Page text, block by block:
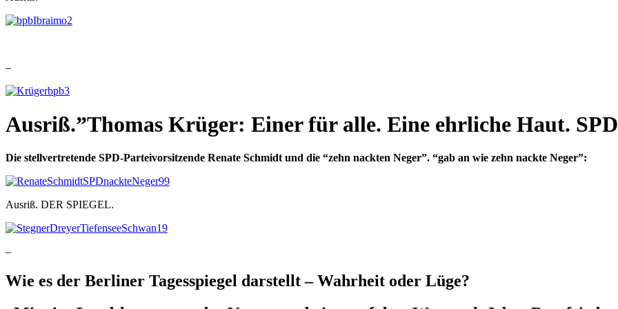
–
Ausriß.”Thomas Krüger: Einer für alle. Eine ehrliche Haut.
Die stellvertretende SPD-Parteivorsitzende Renate Schmidt und die “zehn nackten Neger”. “gab an wie zehn nackte Neger”:
Ausriß. DER SPIEGEL.
–
Wie es der Berliner Tagesspiegel darstellt – Wahrheit oder Lüge?